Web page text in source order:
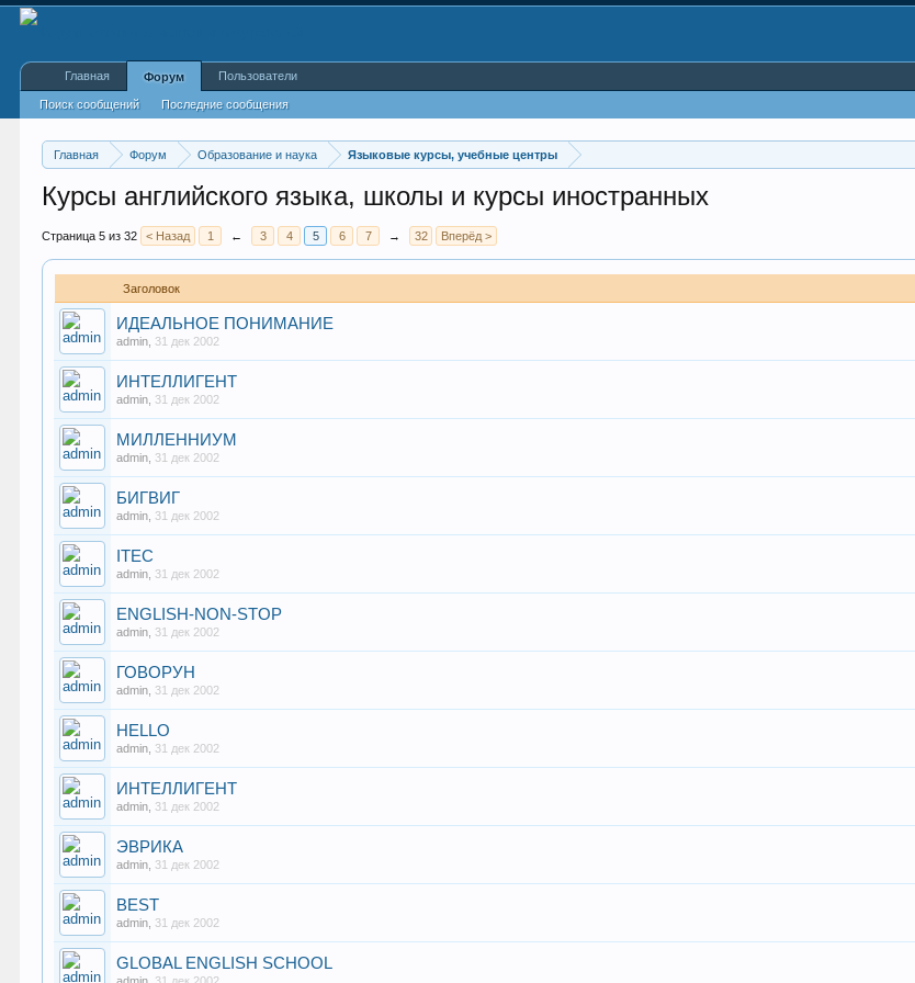
Главная Форум Образование и наука Языковые курсы, учебные центры
Курсы английского языка, школы и курсы иностранных
Страница 5 из 32 < Назад 1 ← 3 4 5 6 7 → 32 Вперёд >
Заголовок
ИДЕАЛЬНОЕ ПОНИМАНИЕ
admin 31 дек 2002
ИНТЕЛЛИГЕНТ
admin 31 дек 2002
МИЛЛЕННИУМ
admin 31 дек 2002
БИГВИГ
admin 31 дек 2002
ITEC
admin 31 дек 2002
ENGLISH-NON-STOP
admin 31 дек 2002
ГОВОРУН
admin 31 дек 2002
HELLO
admin 31 дек 2002
ИНТЕЛЛИГЕНТ
admin 31 дек 2002
ЭВРИКА
admin 31 дек 2002
BEST
admin 31 дек 2002
GLOBAL ENGLISH SCHOOL
Главная Форум
Поиск сообщений Последние сообщения
Пользователи